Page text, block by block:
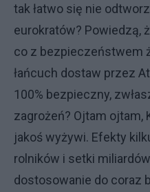
tak łatwo się nie
eurokratów? Powiedzą,
co z bezpieczeństwem
łańcuch dostaw przez
100% bezpieczny,
zagrożeń? Ojtam ojtam,
jakoś wyżywi. Efekty
rolników i setki
dostosowanie do coraz